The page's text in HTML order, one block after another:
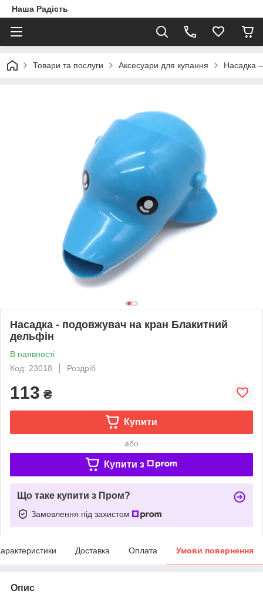
Наша Радість
Товари та послуги Аксесуари для купання Насадка
Насадка - подовжувач на кран Блакитний
дельфін
В наявності
Код: 23018
Роздріб
113 ₴
Купити
або
Купити з
Що таке купити з Пром?
Замовлення під захистом
Доставка Оплата Умови повернення
Опис